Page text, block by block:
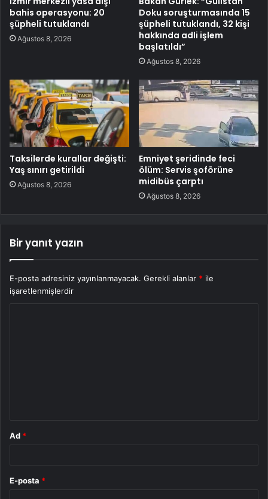
bahis operasyonu: 20
şüpheli tutuklandı
Ağustos 8, 2026
Doku soruşturmasında 15
şüpheli tutuklandı, 32 kişi
hakkında adli işlem
başlatıldı”
Ağustos 8, 2026
Taksilerde kurallar değişti:
Yaş sınırı getirildi
Ağustos 8, 2026
Emniyet şeridinde feci
ölüm: Servis şoförüne
midibüs çarptı
Ağustos 8, 2026
Bir yanıt yazın
E-posta adresiniz yayınlanmayacak. Gerekli alanlar * ile
işaretlenmişlerdir
Ad *
E-posta *